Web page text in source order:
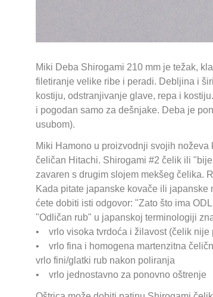
Miki Deba Shirogami 210 mm je težak,
filetiranje velike ribe i peradi. Debljina i
kostiju, odstranjivanje glave, repa i
i pogodan samo za dešnjake. Deba je
usubom).
Miki Hamono u proizvodnji svojih
čeličan Hitachi. Shirogami #2 čelik ili
zavaren s drugim slojem mekšeg čelika.
Kada pitate japanske kovače ili
ćete dobiti isti odgovor: "Zato što ima
"Odličan rub" u japanskoj terminologiji
• vrlo visoka tvrdoća i žilavost (čelik nije
• vrlo fina i homogena martenzitna
vrlo fini/glatki rub nakon poliranja
• vrlo jednostavno za ponovno oštrenje